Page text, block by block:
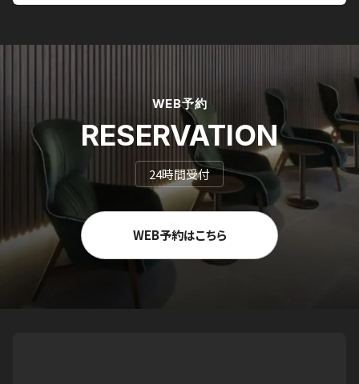
WEB予約
RESERVATION
24時間受付
WEB予約はこちら